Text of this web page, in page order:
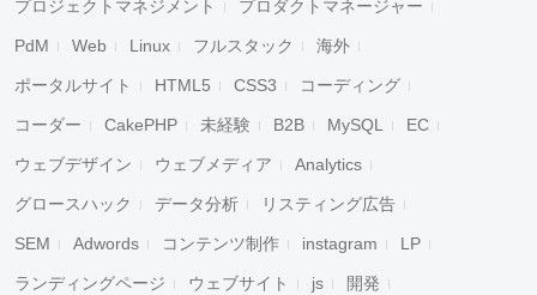
プロジェクトマネジメント プロダクトマネージャー
PdM Web Linux フルスタック 海外
ポータルサイト HTML5 CSS3 コーディング
コーダー CakePHP 未経験 B2B MySQL EC
ウェブデザイン ウェブメディア Analytics
グロースハック データ分析 リスティング広告
SEM Adwords コンテンツ制作 instagram LP
ランディングページ ウェブサイト js 開発